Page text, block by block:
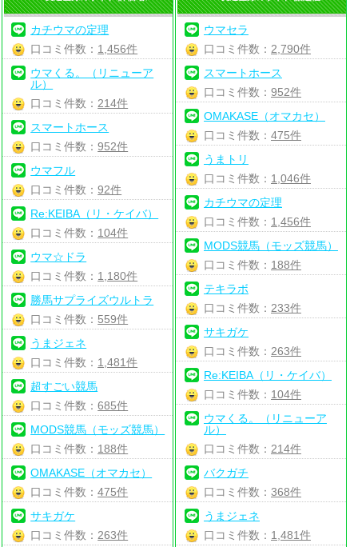
カチウマの定理
口コミ件数： 1,456件
ウマくる。（リニューア
ル）
口コミ件数： 214件
スマートホース
口コミ件数：952件
ウマフル
口コミ件数：92件
Re:KEIBA（リ・ケイバ）
口コミ件数： 104件
ウマ☆ドラ
口コミ件数： 1,180件
勝馬サプライズウルトラ
口コミ件数： 559件
うまジェネ
口コミ件数： 1,481件
超すごい競馬
口コミ件数：685件
MODS競馬（モッズ競馬）
口コミ件数： 188件
OMAKASE（オマカセ）
口コミ件数：475件
サキガケ
口コミ件数： 263件
ウマセラ
口コミ件数： 2,790件
スマートホース
口コミ件数： 952件
OMAKASE（オマカセ）
口コミ件数： 475件
うまトリ
口コミ件数： 1,046件
カチウマの定理
口コミ件数： 1,456件
MODS競馬（モッズ競馬）
口コミ件数： 188件
テキラボ
口コミ件数： 233件
サキガケ
口コミ件数： 263件
Re:KEIBA（リ・ケイバ）
口コミ件数： 104件
ウマくる。（リニューア
ル）
口コミ件数： 214件
バクガチ
口コミ件数： 368件
うまジェネ
口コミ件数： 1,481件